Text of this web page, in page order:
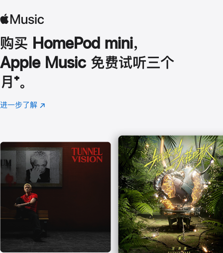
购买 HomePod mini，
Apple Music 免费试听三个
月 脚
注
⁺。
进一步了解 Apple
(在
口
中
打
开)